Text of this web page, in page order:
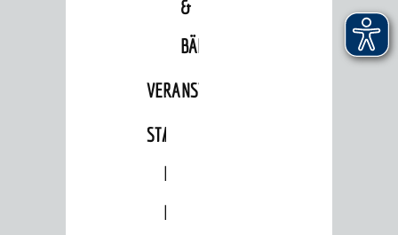
&
BÄDER
VERANSTALTUNGSRÄUME
STADTHALLE
ROLF-
ENGELBRECHT-
HAUS
Oberbürgermeister
Bürgerinformationssystem
Ausschüsse und Beiräte
Jugendgemeinderat
Abgeordnete